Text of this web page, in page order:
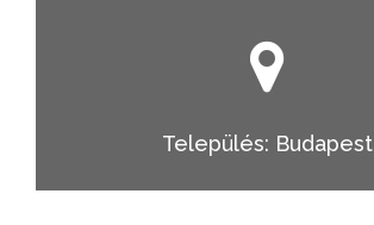
Település: Budapest